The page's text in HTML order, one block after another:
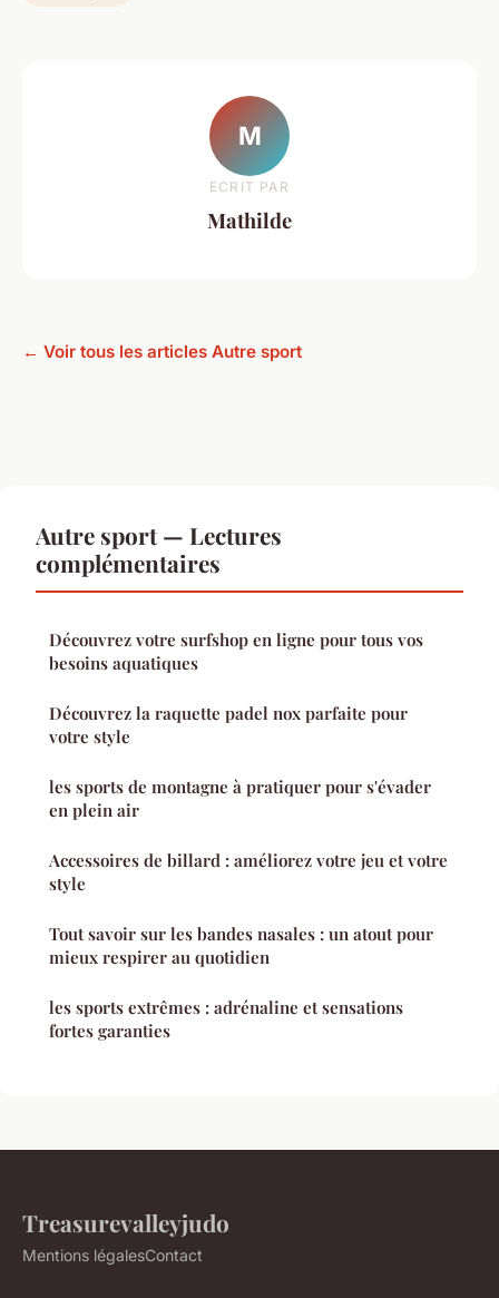
M
ECRIT PAR
Mathilde
← Voir tous les articles Autre sport
Autre sport — Lectures
complémentaires
Découvrez votre surfshop en ligne pour tous vos
besoins aquatiques
Découvrez la raquette padel nox parfaite pour
votre style
les sports de montagne à pratiquer pour s'évader
en plein air
Accessoires de billard : améliorez votre jeu et votre
style
Tout savoir sur les bandes nasales : un atout pour
mieux respirer au quotidien
les sports extrêmes : adrénaline et sensations
fortes garanties
Treasurevalleyjudo
Mentions légalesContact